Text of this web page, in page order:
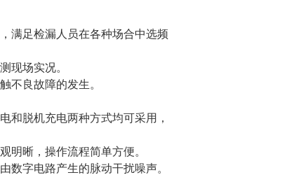
满足检漏人员在各种场合中选频
现场实况。
良故障的发生。
脱机充电两种方式均可采用，
晰，操作流程简单方便。
字电路产生的脉动干扰噪声。